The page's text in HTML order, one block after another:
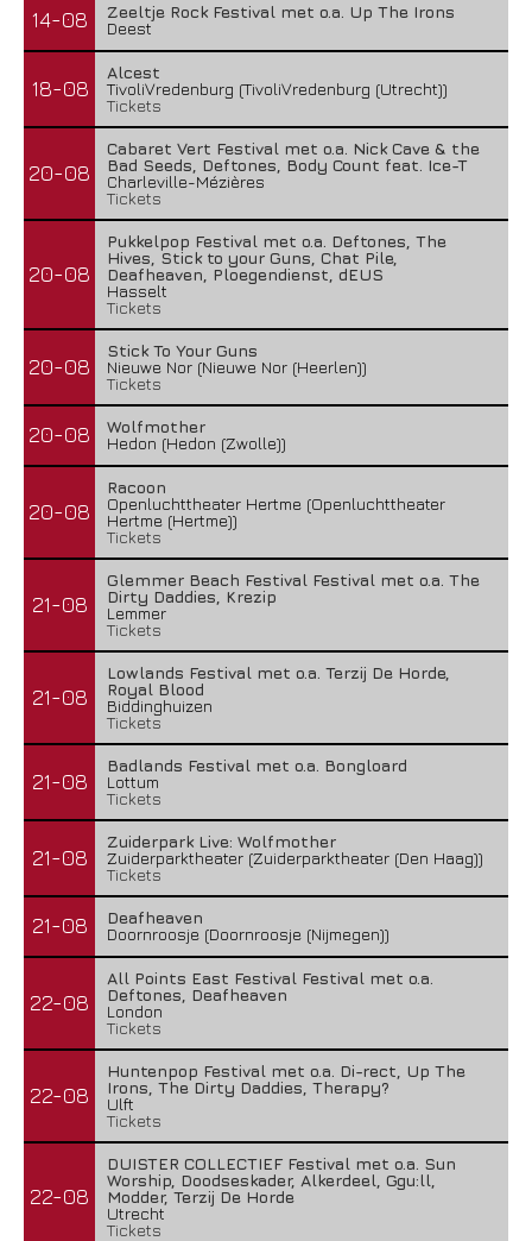
14-08
Zeeltje Rock Festival met o.a. Up The Irons
Deest
18-08
Alcest
TivoliVredenburg (TivoliVredenburg (Utrecht))
Tickets
20-08
Cabaret Vert Festival met o.a. Nick Cave & the
Bad Seeds, Deftones, Body Count feat. Ice-T
Charleville-Mézières
Tickets
20-08
Pukkelpop Festival met o.a. Deftones, The
Hives, Stick to your Guns, Chat Pile,
Deafheaven, Ploegendienst, dEUS
Hasselt
Tickets
20-08
Stick To Your Guns
Nieuwe Nor (Nieuwe Nor (Heerlen))
Tickets
20-08
Wolfmother
Hedon (Hedon (Zwolle))
20-08
Racoon
Openluchttheater Hertme (Openluchttheater
Hertme (Hertme))
Tickets
21-08
Glemmer Beach Festival Festival met o.a. The
Dirty Daddies, Krezip
Lemmer
Tickets
21-08
Lowlands Festival met o.a. Terzij De Horde,
Royal Blood
Biddinghuizen
Tickets
21-08
Badlands Festival met o.a. Bongloard
Lottum
Tickets
21-08
Zuiderpark Live: Wolfmother
Zuiderparktheater (Zuiderparktheater (Den Haag))
Tickets
21-08
Deafheaven
Doornroosje (Doornroosje (Nijmegen))
22-08
All Points East Festival Festival met o.a.
Deftones, Deafheaven
London
Tickets
22-08
Huntenpop Festival met o.a. Di-rect, Up The
Irons, The Dirty Daddies, Therapy?
Ulft
Tickets
22-08
DUISTER COLLECTIEF Festival met o.a. Sun
Worship, Doodseskader, Alkerdeel, Ggu:ll,
Modder, Terzij De Horde
Utrecht
Tickets